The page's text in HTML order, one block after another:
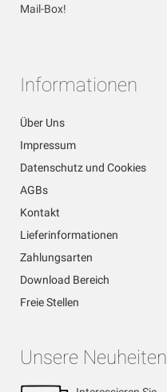
Mail-Box!
Informationen
Über Uns
Impressum
Datenschutz und Cookies
AGBs
Kontakt
Lieferinformationen
Zahlungsarten
Download Bereich
Freie Stellen
Unsere Neuheiten